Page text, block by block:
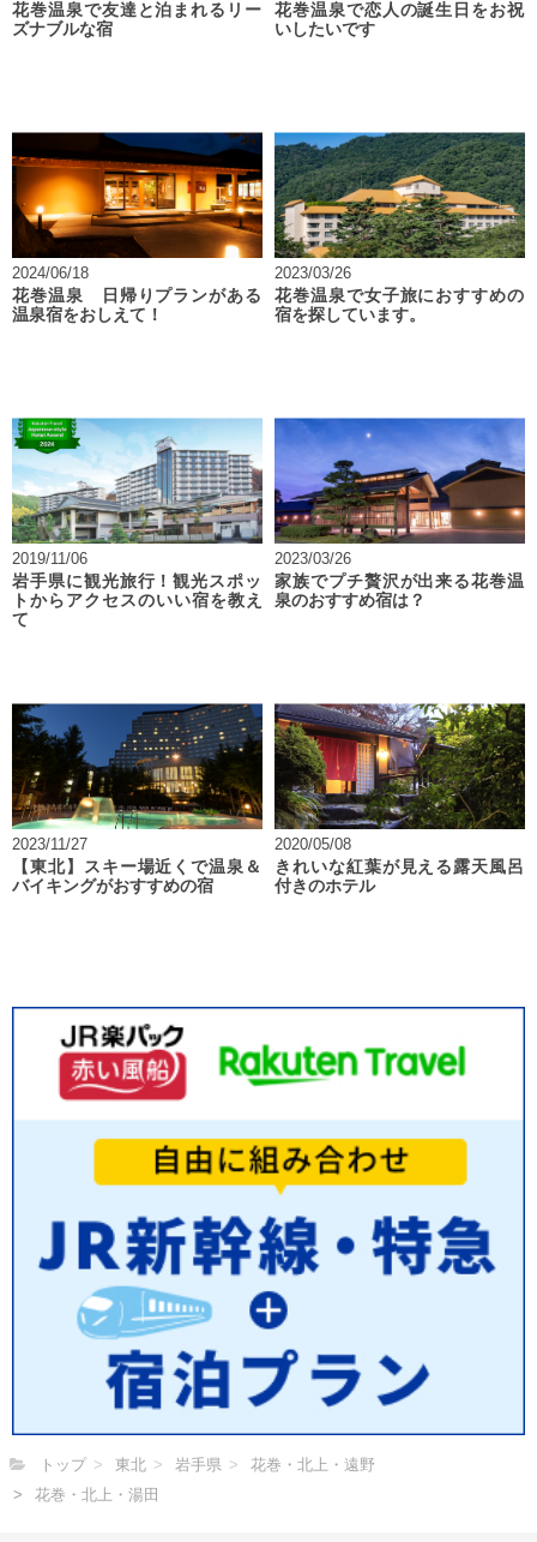
花巻温泉で友達と泊まれるリー
ズナブルな宿
花巻温泉で恋人の誕生日をお祝
いしたいです
2024/06/18
花巻温泉 日帰りプランがある
温泉宿をおしえて！
2023/03/26
花巻温泉で女子旅におすすめの
宿を探しています。
2019/11/06
岩手県に観光旅行！観光スポッ
トからアクセスのいい宿を教え
て
2023/03/26
家族でプチ贅沢が出来る花巻温
泉のおすすめ宿は？
2023/11/27
【東北】スキー場近くで温泉＆
バイキングがおすすめの宿
2020/05/08
きれいな紅葉が見える露天風呂
付きのホテル
トップ 東北 岩手県
花巻・北上・遠野
花巻・北上・湯田